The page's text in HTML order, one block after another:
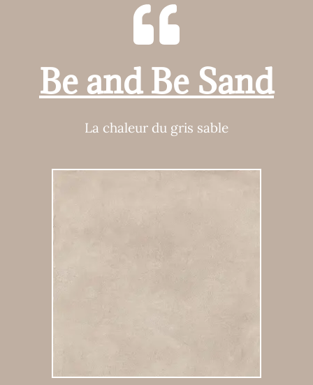
Be and Be Sand
La chaleur du gris sable